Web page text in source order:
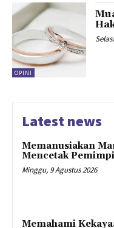
OPINI
Latest news
Memanusiakan
Mencetak
Minggu, 9 Agustus 2026
Memahami